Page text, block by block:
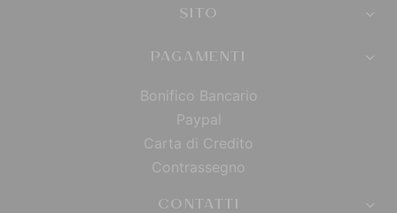
SITO
PAGAMENTI
Bonifico Bancario
Paypal
Carta di Credito
Contrassegno
CONTATTI